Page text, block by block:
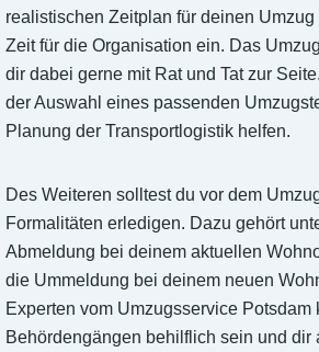
realistischen Zeitplan für deinen
Zeit für die Organisation ein. Das
dir dabei gerne mit Rat und Tat zur
der Auswahl eines passenden
Planung der Transportlogistik helfen.
Des Weiteren solltest du vor dem
Formalitäten erledigen. Dazu gehört
Abmeldung bei deinem aktuellen
die Ummeldung bei deinem neuen
Experten vom Umzugsservice Potsdam
Behördengängen behilflich sein und dir